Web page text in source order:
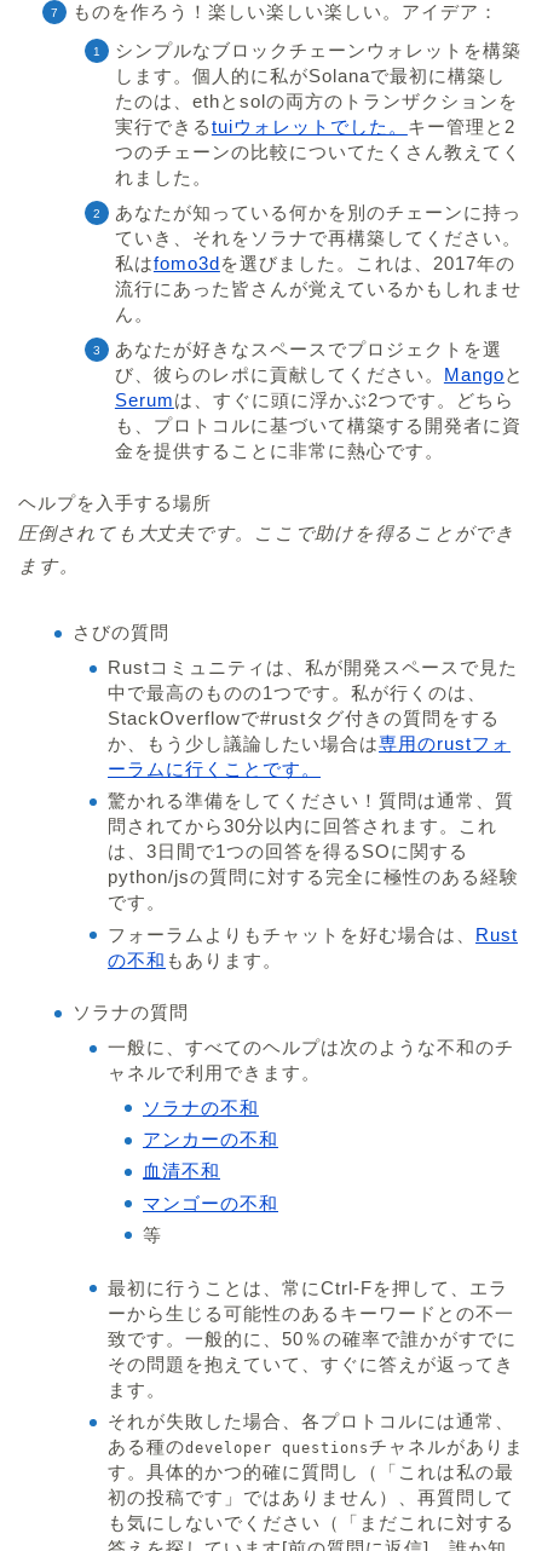
ものを作ろう！楽しい楽しい楽しい。アイデア：
シンプルなブロックチェーンウォレットを構築
します。個人的に私がSolanaで最初に構築し
たのは、ethとsolの両方のトランザクションを
実行できるtuiウォレットでした。 キー管理と2
つのチェーンの比較についてたくさん教えてく
れました。
あなたが知っている何かを別のチェーンに持っ
ていき、それをソラナで再構築してください。
私はfomo3dを選びました。これは、2017年の
流行にあった皆さんが覚えているかもしれませ
ん。
あなたが好きなスペースでプロジェクトを選
び、彼らのレポに貢献してください。 Mangoと
Serumは、すぐに頭に浮かぶ2つです。どちら
も、プロトコルに基づいて構築する開発者に資
金を提供することに非常に熱心です。
ヘルプを入手する場所
圧倒されても大丈夫です。ここで助けを得ることができ
ます。
さびの質問
Rustコミュニティは、私が開発スペースで見た
中で最高のものの1つです。私が行くのは、
StackOverflowで#rustタグ付きの質問をする
か、もう少し議論したい場合は専用のrustフォ
ーラムに行くことです。
驚かれる準備をしてください！質問は通常、質
問されてから30分以内に回答されます。これ
は、3日間で1つの回答を得るSOに関する
python/jsの質問に対する完全に極性のある経験
です。
フォーラムよりもチャットを好む場合は、 Rust
の不和 もあります。
ソラナの質問
一般に、すべてのヘルプは次のような不和のチ
ャネルで利用できます。
ソラナの不和
アンカーの不和
血清不和
マンゴーの不和
等
最初に行うことは、常にCtrl-Fを押して、エラ
ーから生じる可能性のあるキーワードとの不一
致です。一般的に、50％の確率で誰かがすでに
その問題を抱えていて、すぐに答えが返ってき
ます。
それが失敗した場合、各プロトコルには通常、
ある種のdeveloper questionsチャネルがありま
す。具体的かつ的確に質問し（「これは私の最
初の投稿です」ではありません）、再質問して
も気にしないでください（「まだこれに対する